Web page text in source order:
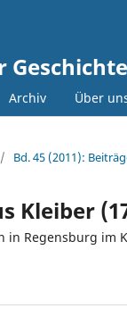
Archiv Über
/ Bd. 45 (2011):
Kleiber
in Regensburg im